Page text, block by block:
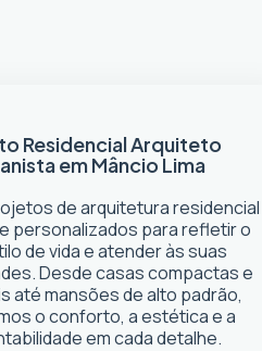
ResidencialArquiteto
em Mâncio Lima
de arquitetura residencial
personalizados para refletir o
de vida e atender às suas
Desde casas compactas e
até mansões de alto padrão,
o conforto, a estética e a
em cada detalhe.